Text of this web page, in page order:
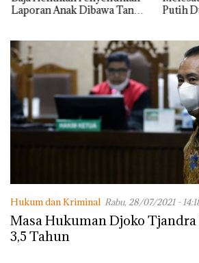
Laporan Anak Dibawa Tanpa
Putih
Hukum dan Kriminal Rabu, 28/07/2021 -
Masa Hukuman Djoko Tjandra
3,5 Tahun